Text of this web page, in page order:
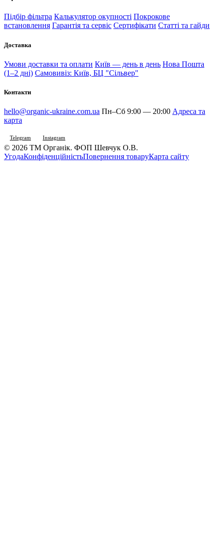
Підбір фільтра Калькулятор окупності Покрокове
встановлення Гарантія та сервіс Сертифікати Статті та гайди
Доставка
Умови доставки та оплати Київ — день в день Нова Пошта
(1–2 дні) Самовивіз: Київ, БЦ "Сільвер"
Контакти
hello@organic-ukraine.com.ua Пн–Сб 9:00 — 20:00 Адреса та
карта
Telegram Instagram
© 2026 ТМ Органік. ФОП Шевчук О.В.
УгодаКонфіденційністьПовернення товаруКарта сайту